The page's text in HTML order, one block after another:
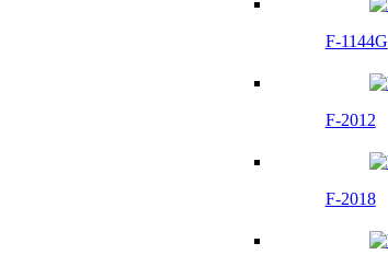
F-1144G
F-2012
F-2018